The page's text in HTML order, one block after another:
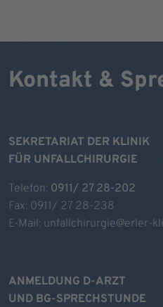
Kontakt &
SEKRETARIAT DER KLINIK
FÜR UNFALLCHIRURGIE
Telefon: 0911/ 27 28-202
Fax: 0911/ 27 28-238
E-Mail: unfallchirurgie@erler-
ANMELDUNG D-ARZT
UND BG-SPRECHSTUNDE